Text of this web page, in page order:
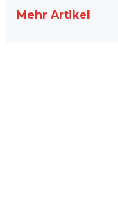
Mehr Artikel